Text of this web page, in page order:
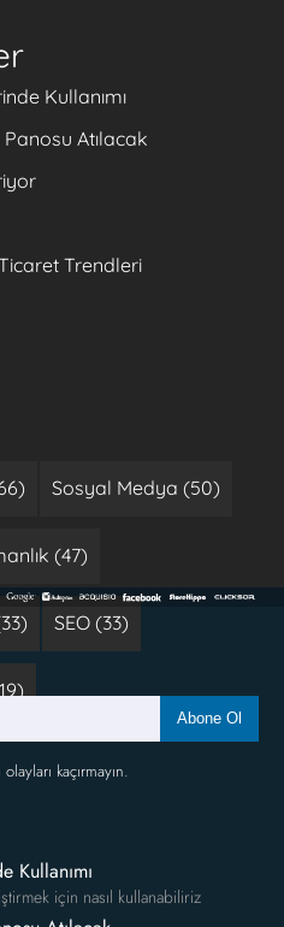
Kullanımı
Atılacak
Trendleri
Sosyal Medya (50)
(47)
SEO (33)
Abone Ol
kaçırmayın.
Kullanımı
için nasıl kullanabiliriz